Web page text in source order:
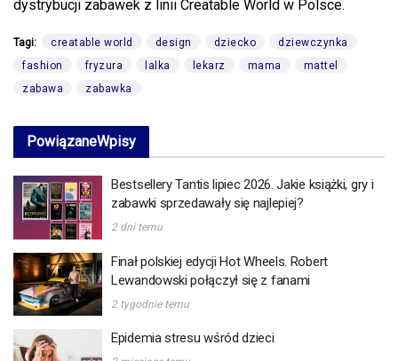
dystrybucji zabawek z linii Creatable World w Polsce.
Tagi: creatable world design dziecko
dziewczynka
fashion
fryzura lalka lekarz mama
mattel
zabawa
zabawka
PowiązaneWpisy
Bestsellery Tantis lipiec 2026. Jakie książki, gry i
zabawki sprzedawały się najlepiej?
2 dni temu
Finał polskiej edycji Hot Wheels. Robert
Lewandowski połączył się z fanami
2 tygodnie temu
Epidemia stresu wśród dzieci